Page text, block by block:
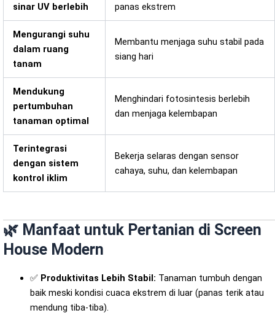
sinar UV berlebih
panas ekstrem
Mengurangi suhu
dalam ruang
tanam
Membantu menjaga suhu stabil pada
siang hari
Mendukung
pertumbuhan
tanaman optimal
Menghindari fotosintesis berlebih
dan menjaga kelembapan
Terintegrasi
dengan sistem
kontrol iklim
Bekerja selaras dengan sensor
cahaya, suhu, dan kelembapan
🌿 Manfaat untuk Pertanian di Screen
House Modern
✅ Produktivitas Lebih Stabil: Tanaman tumbuh dengan
baik meski kondisi cuaca ekstrem di luar (panas terik atau
mendung tiba-tiba).